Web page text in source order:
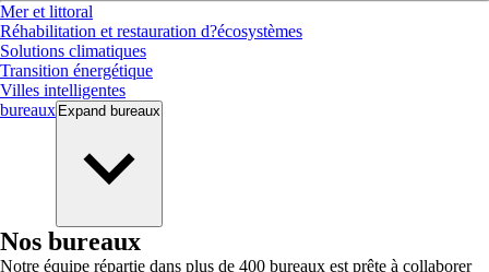
Mer et littoral
Réhabilitation et restauration d?écosystèmes
Solutions climatiques
Transition énergétique
Villes intelligentes
bureaux Expand bureaux
Nos bureaux
Notre équipe répartie dans plus de 400 bureaux est prête à collaborer